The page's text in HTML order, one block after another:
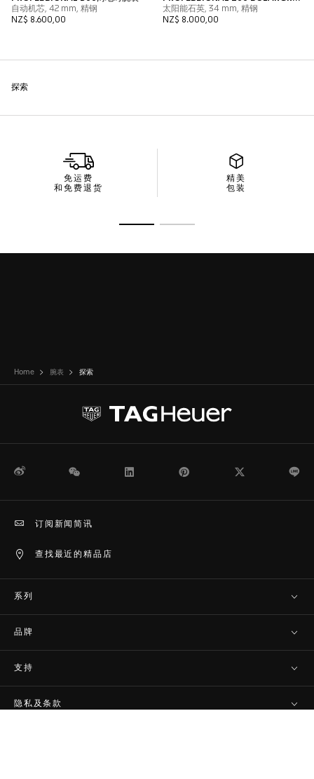
免运费
和免费退货
精美
包装
Home 腕表 探索
微博 WeChat Pinterest
查找最近的精品店
订阅新闻简讯
系列
品牌
支持
隐私及条款